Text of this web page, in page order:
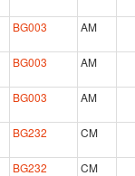
BG003 AM
BG003 AM
BG003 AM
BG232 CM
BG232 CM